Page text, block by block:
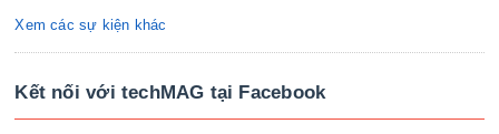
Xem các sự kiện khác
Kết nối với techMAG tại Facebook